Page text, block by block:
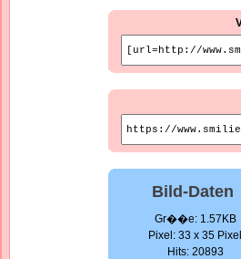
Bild-Daten
Gr��e: 1.57KB
Pixel: 33 x 35
Hits: 20893